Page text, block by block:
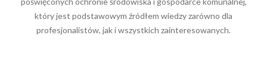
który jest podstawowym źródłem wiedzy zarówno dla
profesjonalistów, jak i wszystkich zainteresowanych.